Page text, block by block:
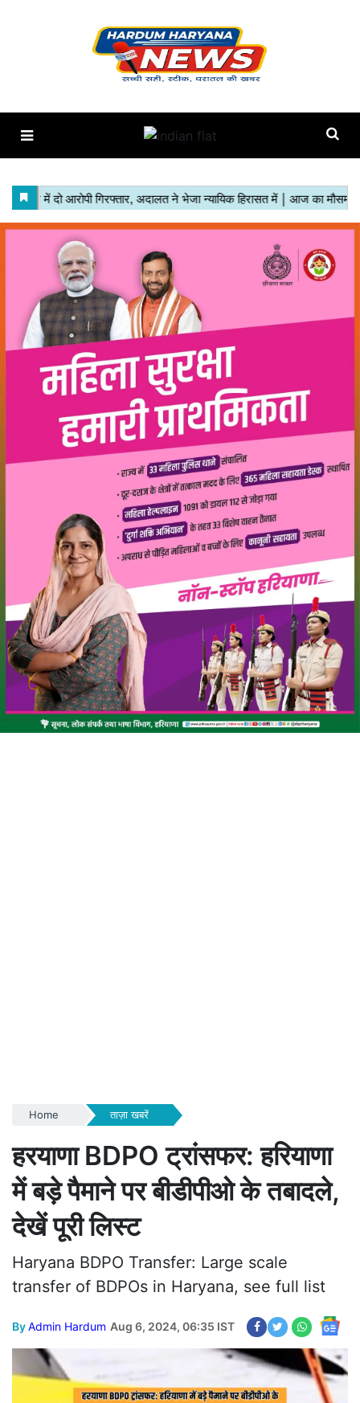
Home ताज़ा खबरें
हरयाणा BDPO ट्रांसफर: हरियाणा
में बड़े पैमाने पर बीडीपीओ के तबादले,
देखें पूरी लिस्ट
Haryana BDPO Transfer: Large scale
transfer of BDPOs in Haryana, see full list
ByAdmin Hardum Aug 6, 2024, 06:35 IST